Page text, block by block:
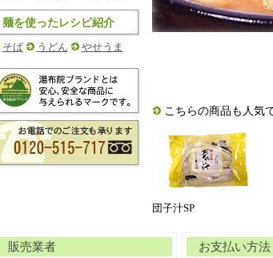
こちらの商品も人気で
団子汁SP
麺を使ったレシピ紹介
そば うどん やせうま
販売業者 お支払い方法